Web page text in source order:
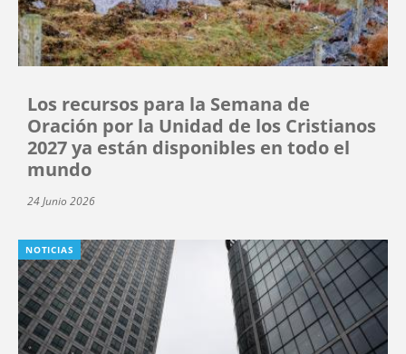
Los recursos para la Semana de
Oración por la Unidad de los Cristianos
2027 ya están disponibles en todo el
mundo
24 Junio 2026
NOTICIAS